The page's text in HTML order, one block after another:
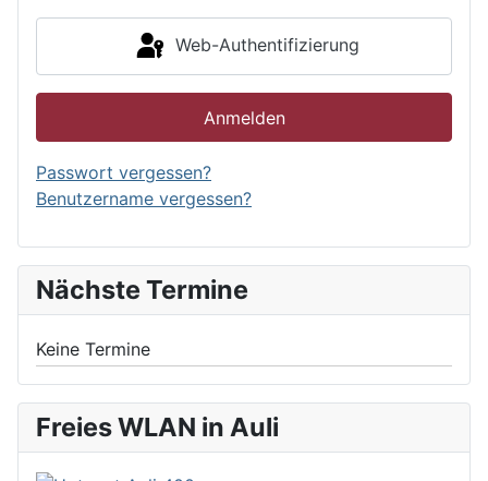
Web-Authentifizierung
Anmelden
Passwort vergessen?
Benutzername vergessen?
Nächste Termine
Keine Termine
Freies WLAN in Auli